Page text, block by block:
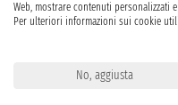
Web, mostrare contenuti personalizzati
Per ulteriori informazioni sui cookie
No, aggiusta